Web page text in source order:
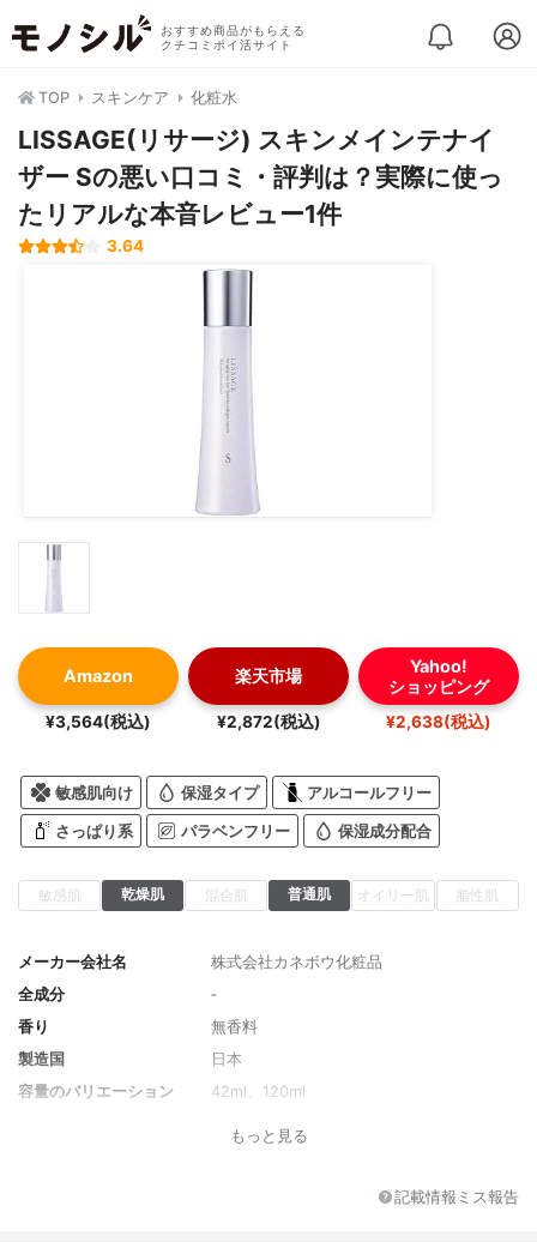
おすすめ商品がもらえる
クチコミポイ活サイト
TOP スキンケア 化粧水
LISSAGE(リサージ) スキンメインテナイ
ザー Sの悪い口コミ・評判は？実際に使っ
たリアルな本音レビュー1件
3.64
Amazon
¥3,564(税込)
楽天市場
¥2,872(税込)
Yahoo!
ショッピング
¥2,638(税込)
敏感肌向け 保湿タイプ アルコールフリー
さっぱり系 パラベンフリー 保湿成分配合
敏感肌 乾燥肌 混合肌 普通肌 オイリー肌 脂性肌
メーカー会社名
株式会社カネボウ化粧品
全成分
‐
香り
無香料
製造国
日本
容量のバリエーション
42ml、120ml
もっと見る
記載情報ミス報告